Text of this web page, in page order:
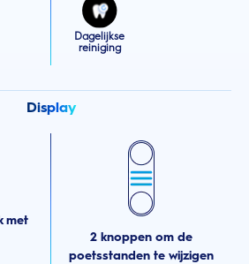
Dagelijkse
reiniging
Display
met
2 knoppen om de
poetsstanden te wijzigen